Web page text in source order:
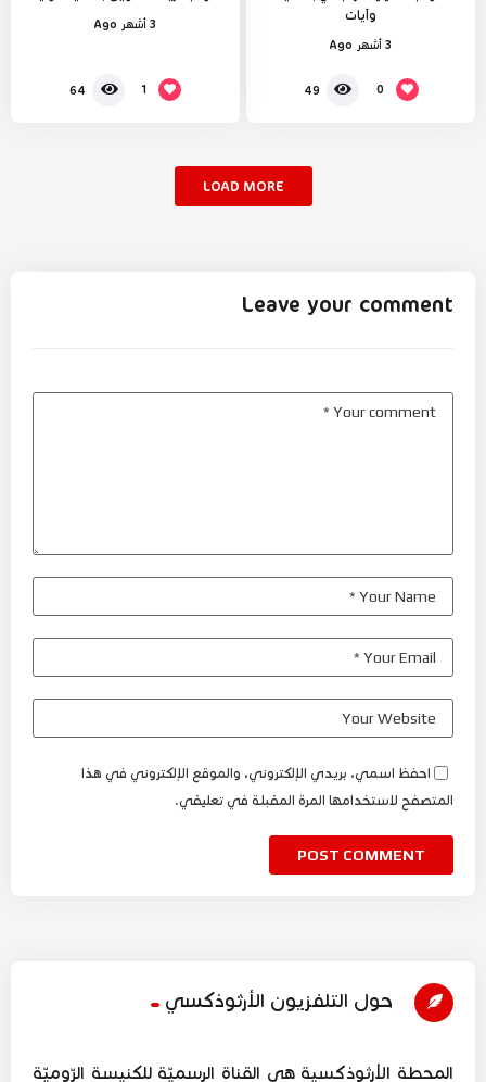
وآيات
3 أشهر Ago
0
49
3 أشهر Ago
1
64
LOAD MORE
Leave your comment
احفظ اسمي، بريدي الإلكتروني، والموقع الإلكتروني في هذا
المتصفح لاستخدامها المرة المقبلة في تعليقي.
حول التلفزيون الأرثوذكسي
المحطة الأرثوذكسية هي القناة الرسميّة للكنيسة الرّوميّة